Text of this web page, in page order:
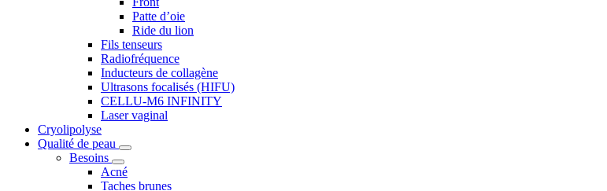
Patte d’oie
Ride du lion
Fils tenseurs
Radiofréquence
Inducteurs de collagène
Ultrasons focalisés (HIFU)
CELLU-M6 INFINITY
Laser vaginal
Cryolipolyse
Qualité de peau
Besoins
Acné
Taches brunes